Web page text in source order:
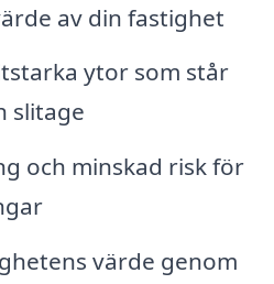
av din fastighet
ytor som står
slitage
och minskad risk för
värde genom